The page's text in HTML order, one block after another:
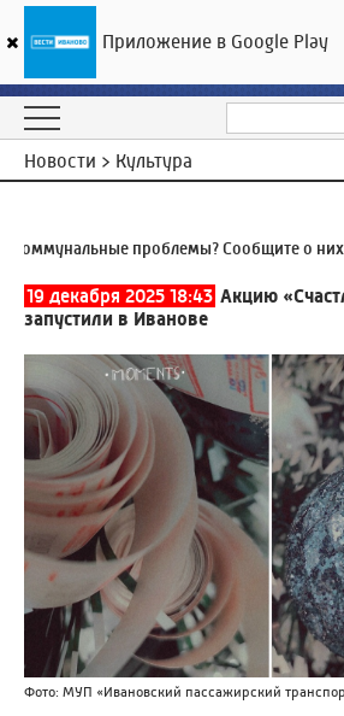
Новости > Культура
проблемы? Сообщите о них!
19 декабря 2025 18:43 Акцию
запустили в Иванове
Фото: МУП «Ивановский пассажирский
Приложение в Google Play